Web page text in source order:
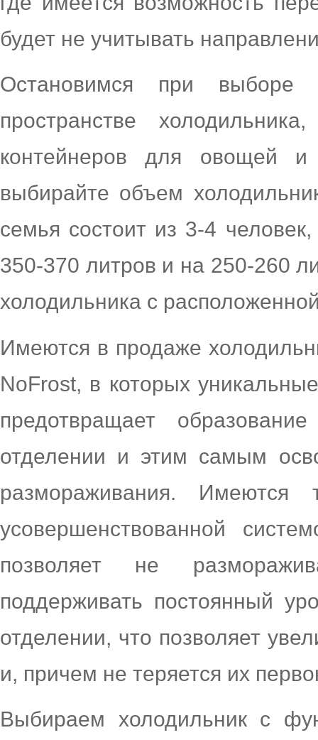
будет не учитывать
Остановимся при выборе
пространстве
контейнеров для овощей
выбирайте объем
семья состоит из 3-4
350-370 литров и на 250-260
холодильника с
Имеются в продаже
NoFrost, в которых уникальные
предотвращает
отделении и этим самым
размораживания. Имеются
усовершенствованной
позволяет не
поддерживать постоянный
отделении, что позволяет
и, причем не теряется их
Выбираем холодильник с